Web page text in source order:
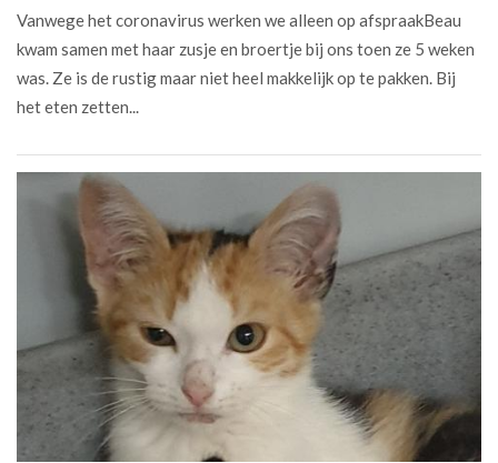
Vanwege het coronavirus werken we alleen op afspraakBeau
kwam samen met haar zusje en broertje bij ons toen ze 5 weken
was. Ze is de rustig maar niet heel makkelijk op te pakken. Bij
het eten zetten...